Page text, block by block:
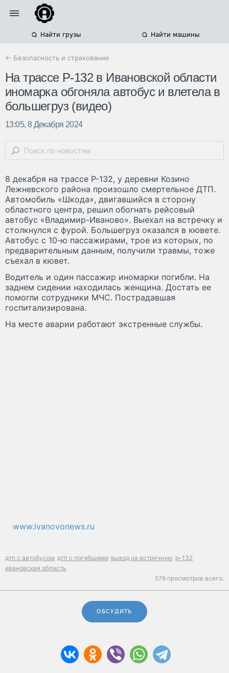
Найти грузы Найти машины
← Безопасность и страхование
На трассе Р-132 в Ивановской области
иномарка обгоняла автобус и влетела в
большегруз (видео)
13:05, 8 Декабря 2024
8 декабря на трассе Р-132, у деревни Козино
Лежневского района произошло смертельное ДТП.
Автомобиль «Шкода», двигавшийся в сторону
областного центра, решил обогнать рейсовый
автобус «Владимир-Иваново». Выехал на встречку и
столкнулся с фурой. Большегруз оказался в кювете.
Автобус с 10-ю пассажирами, трое из которых, по
предварительным данным, получили травмы, тоже
съехал в кювет.
Водитель и один пассажир иномарки погибли. На
заднем сидении находилась женщина. Достать ее
помогли сотрудники МЧС. Пострадавшая
госпитализирована.
На месте аварии работают экстренные службы.
www.ivanovonews.ru
дтп с автобусом дтп с погибшими выезд на встречную р-132
ивановская область
576 просмотров всего.
ОБСУДИТЬ